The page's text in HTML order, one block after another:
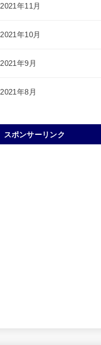
2021年11月
2021年10月
2021年9月
2021年8月
スポンサーリンク